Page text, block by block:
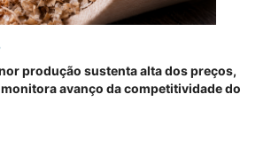
produção sustenta alta dos preços,
avanço da competitividade do